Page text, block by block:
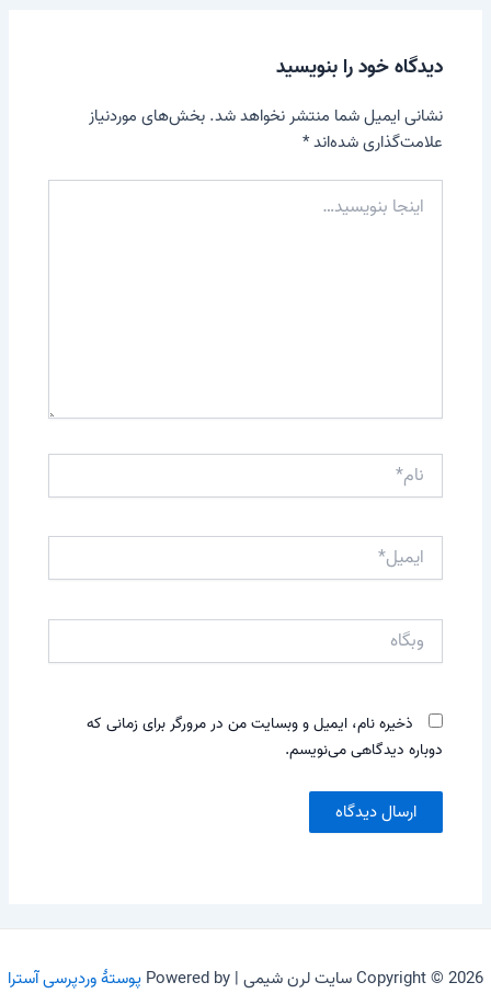
دیدگاه‌ خود را بنویسید
نشانی ایمیل شما منتشر نخواهد شد. بخش‌های موردنیاز
علامت‌گذاری شده‌اند*
اینجا
بنویسید…
نام*
ایمیل*
وبگاه
ذخیره نام، ایمیل و وبسایت من در مرورگر برای زمانی که
دوباره دیدگاهی می‌نویسم.
Copyright © 2026 سایت لرن شیمی | Powered by پوستهٔ وردپرسی آسترا